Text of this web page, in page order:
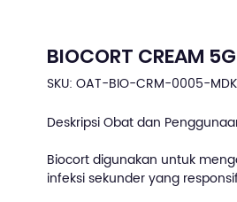
BIOCORT CREAM 5G
SKU: OAT-BIO-CRM-0005-MDK
Deskripsi Obat dan
Biocort digunakan untuk
infeksi sekunder yang